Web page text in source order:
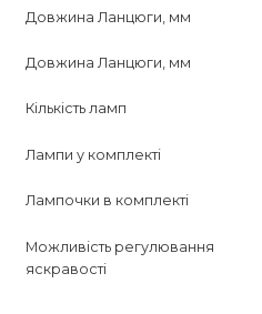
Довжина Ланцюги, мм
Довжина Ланцюги, мм
Кількість ламп
Лампи у комплекті
Лампочки в комплекті
Можливість регулювання
яскравості